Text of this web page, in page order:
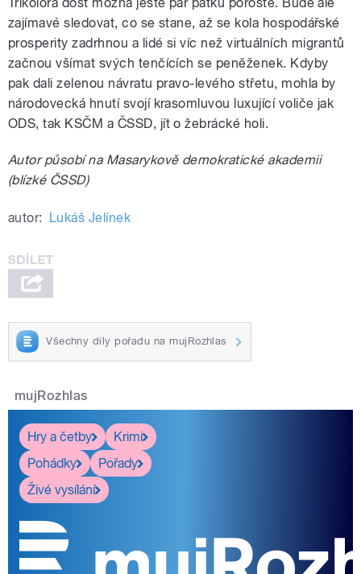
zajímavé sledovat, co se stane, až se kola hospodářské
prosperity zadrhnou a lidé si víc než virtuálních migrantů
začnou všímat svých tenčících se peněženek. Kdyby
pak dali zelenou návratu pravo-levého střetu, mohla by
národovecká hnutí svojí krasomluvou luxující voliče jak
ODS, tak KSČM a ČSSD, jít o žebrácké holi.
Autor působí na Masarykově demokratické akademii
(blízké ČSSD)
autor: Lukáš Jelínek
Všechny díly pořadu na mujRozhlas
mujRozhlas
Hry a četby
Krimi
Pohádky
Pořady
Živé vysílání